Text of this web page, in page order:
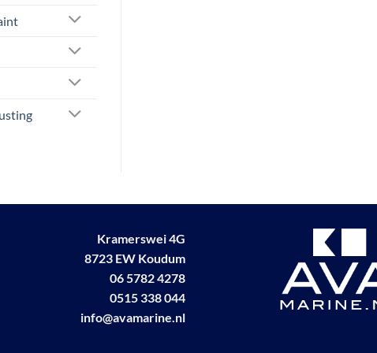
Kramerswei 4G
8723 EW Koudum
06 5782 4278
0515 338 044
info@avamarine.nl